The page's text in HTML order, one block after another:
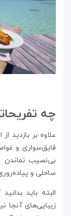
چه
علاوه بر بازدید
قایق‌سواری و
بی‌نصیب نماندن
ساحلی و
البته باید
زیبایی‌های آنجا